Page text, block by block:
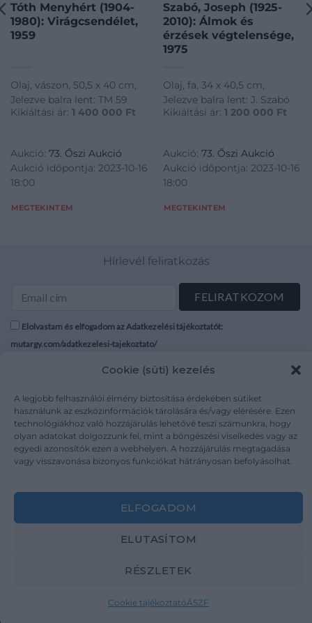
Cookie (süti) kezelés
A legjobb felhasználói élmény biztosítása érdekében sütiket
használunk az eszközinformációk tárolására és/vagy elérésére. Ezen
technológiákhoz való hozzájárulás lehetővé teszi számunkra, hogy
olyan adatokat dolgozzunk fel, mint a böngészési viselkedés vagy az
egyedi azonosítók ezen a webhelyen. A hozzájárulás megtagadása
vagy visszavonása bizonyos funkciókat hátrányosan befolyásolhat.
ELFOGADOM
ELUTASÍTOM
RÉSZLETEK
Cookie tájékoztatóÁSZF
Tóth Menyhért (1904-
1980): Virágcsendélet,
1959
Olaj, vászon, 50,5 x 40 cm,
Jelezve balra lent: TM 59
Kikiáltási ár: 1 400 000 Ft
Aukció: 73. Őszi Aukció
Aukció időpontja: 2023-10-16
18:00
MEGTEKINTEM
Szabó, Joseph (1925-
2010): Álmok és
érzések végtelensége,
1975
Olaj, fa, 34 x 40,5 cm,
Jelezve balra lent: J. Szabó
Kikiáltási ár: 1 200 000 Ft
Aukció: 73. Őszi Aukció
Aukció időpontja: 2023-10-16
18:00
MEGTEKINTEM
Hírlevél feliratkozás
Elolvastam és elfogadom az Adatkezelési tájékoztatót:
mutargy.com/adatkezelesi-tajekoztato/
Médiaajánlat
Karrier
Kapcsolat
Áraink
ÁSZF
Adatvédelem
Impresszum